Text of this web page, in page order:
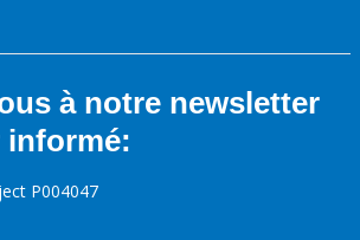
à notre newsletter
informé:
P004047